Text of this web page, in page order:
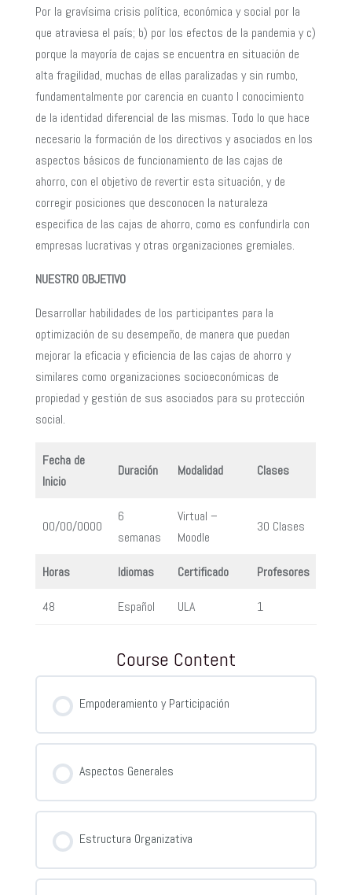
Por la gravísima crisis política, económica y social por la
que atraviesa el país; b) por los efectos de la pandemia y c)
porque la mayoría de cajas se encuentra en situación de
alta fragilidad, muchas de ellas paralizadas y sin rumbo,
fundamentalmente por carencia en cuanto l conocimiento
de la identidad diferencial de las mismas. Todo lo que hace
necesario la formación de los directivos y asociados en los
aspectos básicos de funcionamiento de las cajas de
ahorro, con el objetivo de revertir esta situación, y de
corregir posiciones que desconocen la naturaleza
especifica de las cajas de ahorro, como es confundirla con
empresas lucrativas y otras organizaciones gremiales.
NUESTRO OBJETIVO
Desarrollar habilidades de los participantes para la
optimización de su desempeño, de manera que puedan
mejorar la eficacia y eficiencia de las cajas de ahorro y
similares como organizaciones socioeconómicas de
propiedad y gestión de sus asociados para su protección
social.
Fecha de
Inicio
Duración Modalidad Clases
00/00/0000
6
semanas
Virtual –
Moodle
30 Clases
Horas Idiomas Certificado Profesores
48 Español ULA 1
Course Content
Empoderamiento y Participación
Aspectos Generales
Estructura Organizativa